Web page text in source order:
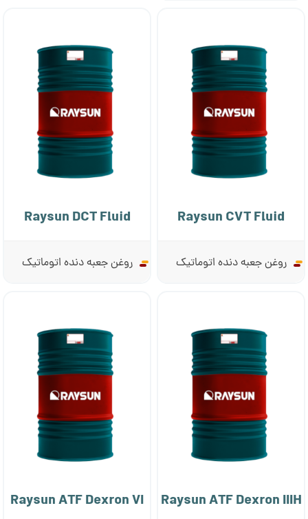
Raysun DCT Fluid
روغن جعبه دنده اتوماتیک
Raysun CVT Fluid
روغن جعبه دنده اتوماتیک
Raysun ATF Dexron VI Raysun ATF Dexron IIIH